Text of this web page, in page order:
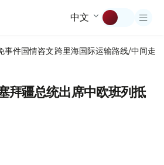
中文
事件国情咨文跨里海国际运输路线/中间走廊
拜疆总统出席中欧班列抵